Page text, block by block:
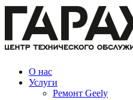
О нас
Услуги
Ремонт Geely